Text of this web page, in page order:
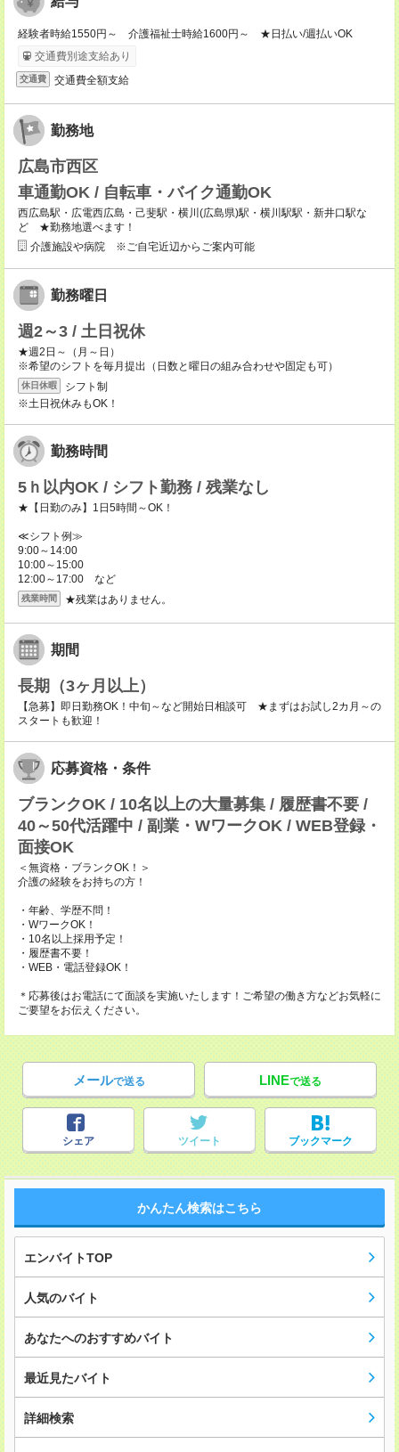
経験者時給1550円～ 介護福祉士時給1600円～ ★日払い/週払いOK
交通費別途支給あり
交通費 交通費全額支給
勤務地
広島市西区
車通勤OK / 自転車・バイク通勤OK
西広島駅・広電西広島・己斐駅・横川(広島県)駅・横川駅駅・新井口駅な
ど ★勤務地選べます！
介護施設や病院 ※ご自宅近辺からご案内可能
勤務曜日
週2～3 / 土日祝休
★週2日～（月～日）
※希望のシフトを毎月提出（日数と曜日の組み合わせや固定も可）
休日休暇
シフト制
※土日祝休みもOK！
勤務時間
5ｈ以内OK / シフト勤務 / 残業なし
★【日勤のみ】1日5時間～OK！
≪シフト例≫
9:00～14:00
10:00～15:00
12:00～17:00 など
残業時間 ★残業はありません。
期間
長期（3ヶ月以上）
【急募】即日勤務OK！中旬～など開始日相談可 ★まずはお試し2カ月～の
スタートも歓迎！
応募資格・条件
ブランクOK / 10名以上の大量募集 / 履歴書不要 /
40～50代活躍中 / 副業・WワークOK / WEB登録・
面接OK
＜無資格・ブランクOK！＞
介護の経験をお持ちの方！
・年齢、学歴不問！
・WワークOK！
・10名以上採用予定！
・履歴書不要！
・WEB・電話登録OK！
＊応募後はお電話にて面談を実施いたします！ご希望の働き方などお気軽に
ご要望をお伝えください。
メールで送る LINEで送る
シェア ツイート ブックマーク
かんたん検索はこちら
エンバイトTOP
人気のバイト
あなたへのおすすめバイト
最近見たバイト
詳細検索